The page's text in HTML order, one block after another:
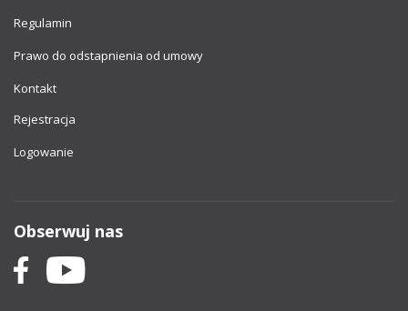
Regulamin
Prawo do odstapnienia od umowy
Kontakt
Rejestracja
Logowanie
Obserwuj nas